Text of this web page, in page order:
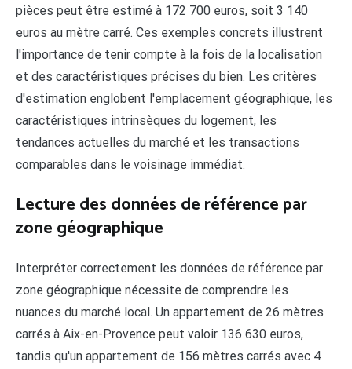
pièces peut être estimé à 172 700 euros, soit 3 140
euros au mètre carré. Ces exemples concrets illustrent
l'importance de tenir compte à la fois de la localisation
et des caractéristiques précises du bien. Les critères
d'estimation englobent l'emplacement géographique, les
caractéristiques intrinsèques du logement, les
tendances actuelles du marché et les transactions
comparables dans le voisinage immédiat.
Lecture des données de référence par
zone géographique
Interpréter correctement les données de référence par
zone géographique nécessite de comprendre les
nuances du marché local. Un appartement de 26 mètres
carrés à Aix-en-Provence peut valoir 136 630 euros,
tandis qu'un appartement de 156 mètres carrés avec 4